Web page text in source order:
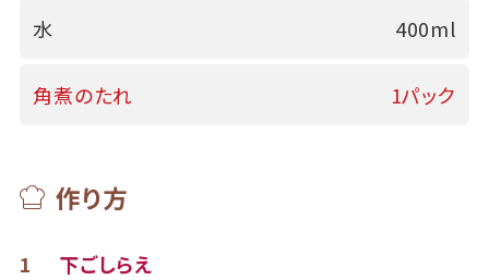
水 400ml
角煮のたれ 1パック
作り方
1
下ごしらえ